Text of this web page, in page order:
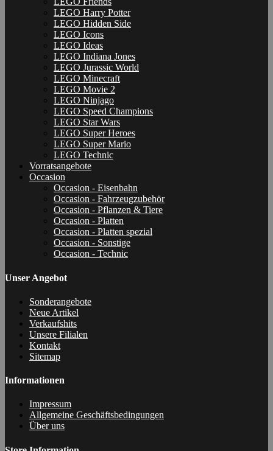
LEGO Harry Potter
LEGO Hidden Side
LEGO Icons
LEGO Ideas
LEGO Indiana Jones
LEGO Jurassic World
LEGO Minecraft
LEGO Movie 2
LEGO Ninjago
LEGO Speed Champions
LEGO Star Wars
LEGO Super Heroes
LEGO Super Mario
LEGO Technic
Vorratsangebote
Occasion
Occasion - Eisenbahn
Occasion - Fahrzeugzubehör
Occasion - Pflanzen & Tiere
Occasion - Platten
Occasion - Platten spezial
Occasion - Sonstige
Occasion - Technic
Unser Angebot
Sonderangebote
Neue Artikel
Verkaufshits
Unsere Filialen
Kontakt
Sitemap
Informationen
Impressum
Allgemeine Geschäftsbedingungen
Über uns